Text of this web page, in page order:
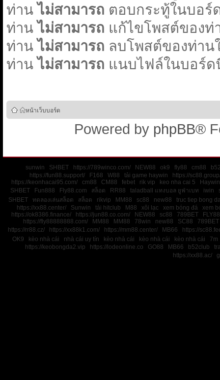
ท่านไม่สามารถ ตอบกระทู้ในบอร์
ท่านไม่สามารถ แก้ไขโพสต์ของท่
ท่านไม่สามารถ ลบโพสต์ของท่าน
ท่านไม่สามารถ แนบไฟล์ในบอร์ด
หน้าเว็บบอร์ด
Powered by phpBB®
sunwin SHBET https://789winco.com/ NEW88 ok9 fly88 cm88
https://fun88.support/
F168 W88 tải game haywin
https://
https://keonhacai95.com/
cm88 CM88 febet rik vip keo nha cai 5
Haywin
SHBET
Fun888 Fly88.com สล็อต RR88 taladball แทงบอล ยูฟ่าเบท iwin
SHBET
ทดลองเล่นสล็อต สล็อต rikvip MM88 sc88 new88
truc tiep bong
https://xx88.center/
Sunwin tải hitclub M88 xôi lạc xem bóng đá
xem
https://ok8386.finance/
https://jun88.co.com/ NEW88 sc88 789BET
FLY88
https://fly88888888.com/
MM88 MM88 78win new88 SC88
789BET
https://rr88.cz/
https://xx88k1.com/ https://mm88.center/ MB66
https://
OK9
kèo nhà cái nhà cái uy tín kèo nhà cái kèo nhà cái kèo nhà cái
7m
https://keobongda2.vip
https://lodeonline.co GO88 MB66 b52club
https://xx88.ac/